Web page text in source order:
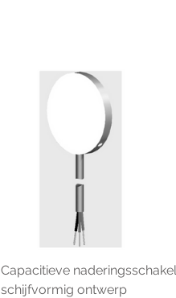
Capacitieve
schijfvormig ontwerp